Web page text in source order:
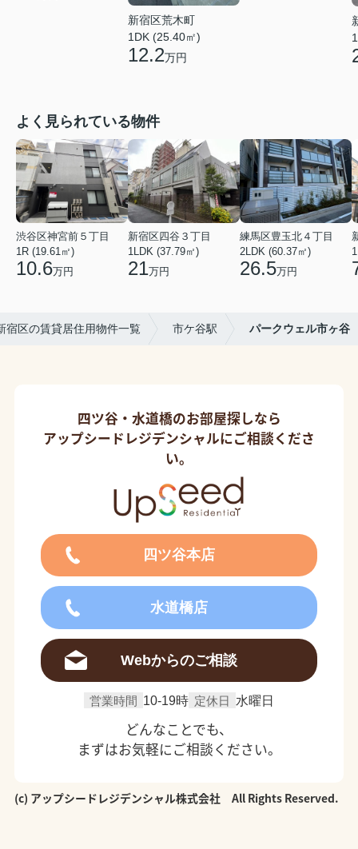
新宿区荒木町
1DK (25.40㎡)
12.2万円
よく見られている物件
渋谷区神宮前５丁目
1R (19.61㎡)
10.6万円
新宿区四谷３丁目
1LDK (37.79㎡)
21万円
練馬区豊玉北４丁目
2LDK (60.37㎡)
26.5万円
宿区の賃貸居住用物件一覧 市ケ谷駅 パークウェル市ヶ谷
四ツ谷・水道橋のお部屋探しなら
アップシードレジデンシャルにご相談くださ
い。
四ツ谷本店
水道橋店
Webからのご相談
営業時間 10-19時 定休日 水曜日
どんなことでも、
まずはお気軽にご相談ください。
(c) アップシードレジデンシャル株式会社 All Rights Reserved.